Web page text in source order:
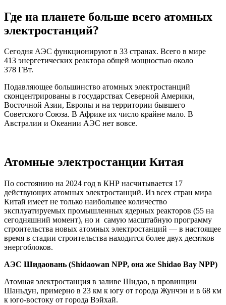
Где на планете больше всего атомных
электростанций?
Сегодня АЭС функционируют в 33 странах. Всего в мире
413 энергетических реактора общей мощностью около
378 ГВт.
Подавляющее большинство атомных электростанций
сконцентрированы в государствах Северной Америки,
Восточной Азии, Европы и на территории бывшего
Советского Союза. В Африке их число крайне мало. В
Австралии и Океании АЭС нет вовсе.
Атомные электростанции Китая
По состоянию на 2024 год в КНР насчитывается 17
действующих атомных электростанций. Из всех стран мира
Китай имеет не только наибольшее количество
эксплуатируемых промышленных ядерных реакторов (55 на
сегодняшний момент), но и самую масштабную программу
строительства новых атомных электростанций — в настоящее
время в стадии строительства находится более двух десятков
энергоблоков.
АЭС Шидаовань (Shidaowan NPP, она же Shidao Bay NPP)
Атомная электростанция в заливе Шидао, в провинции
Шаньдун, примерно в 23 км к югу от города Жунчэн и в 68 км
к юго-востоку от города Вэйхай.